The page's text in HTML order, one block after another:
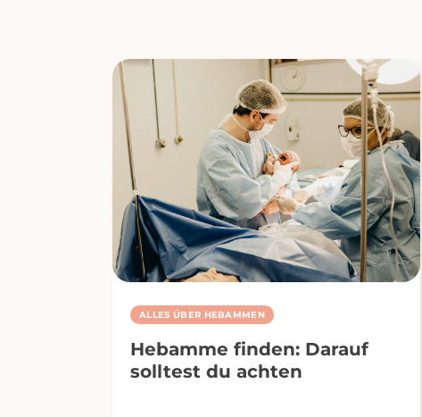
ALLES ÜBER HEBAMMEN
Hebamme finden: Darauf
solltest du achten